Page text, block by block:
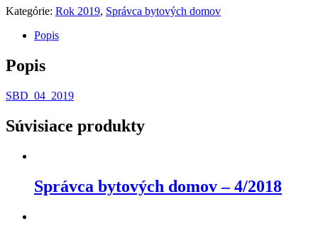
Kategórie: Rok 2019, Správca bytových domov
Popis
Popis
SBD_04_2019
Súvisiace produkty
Správca bytových domov – 4/2018